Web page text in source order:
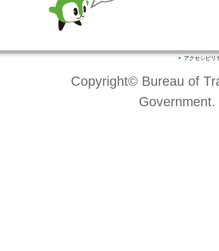
アクセシビリ
Copyright© Bureau of